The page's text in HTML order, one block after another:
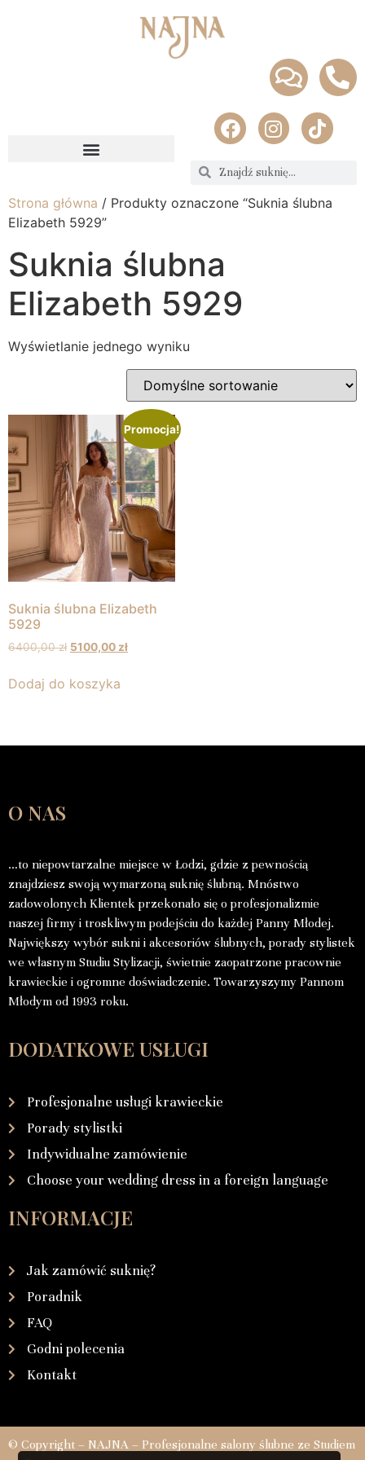
Strona główna / Produkty oznaczone “Suknia ślubna
Elizabeth 5929”
Suknia ślubna
Elizabeth 5929
Wyświetlanie jednego wyniku
Promocja!
Suknia ślubna Elizabeth
5929
6400,00zł 5100,00zł
Dodaj do koszyka
O NAS
…to niepowtarzalne miejsce w Łodzi, gdzie z pewnością
znajdziesz swoją wymarzoną suknię ślubną. Mnóstwo
zadowolonych Klientek przekonało się o profesjonalizmie
naszej firmy i troskliwym podejściu do każdej Panny Młodej.
Największy wybór sukni i akcesoriów ślubnych, porady stylistek
we własnym Studiu Stylizacji, świetnie zaopatrzone pracownie
krawieckie i ogromne doświadczenie. Towarzyszymy Pannom
Młodym od 1993 roku.
DODATKOWE USŁUGI
Profesjonalne usługi krawieckie
Porady stylistki
Indywidualne zamówienie
Choose your wedding dress in a foreign language
INFORMACJE
Jak zamówić suknię?
Poradnik
FAQ
Godni polecenia
Kontakt
© Copyright – NAJNA – Profesjonalne salony ślubne ze Studiem